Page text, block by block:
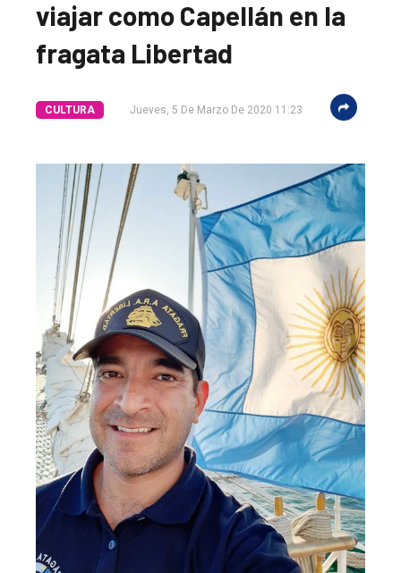
viajar como Capellán en la
fragata Libertad
CULTURA Jueves, 5 De Marzo De 2020 11:23